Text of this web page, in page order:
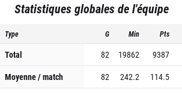
Statistiques globales de l'équipe
Type G Min Pts
Total 82 19862 9387
Moyenne / match
82 242.2 114.5